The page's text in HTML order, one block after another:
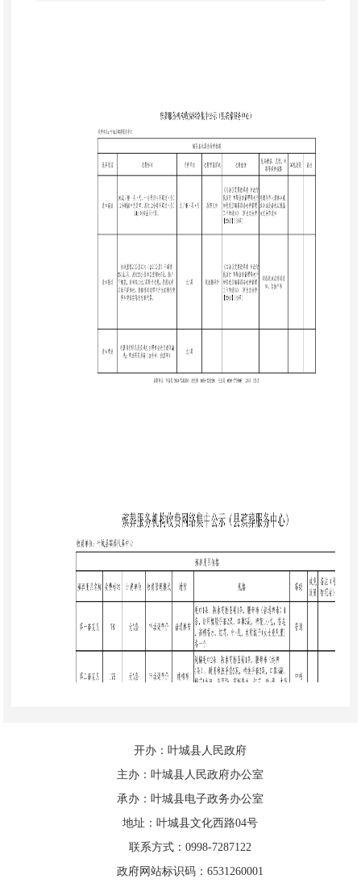
开办：叶城县人民政府
主办：叶城县人民政府办公室
承办：叶城县电子政务办公室
地址：叶城县文化西路04号
联系方式：0998-7287122
政府网站标识码：6531260001